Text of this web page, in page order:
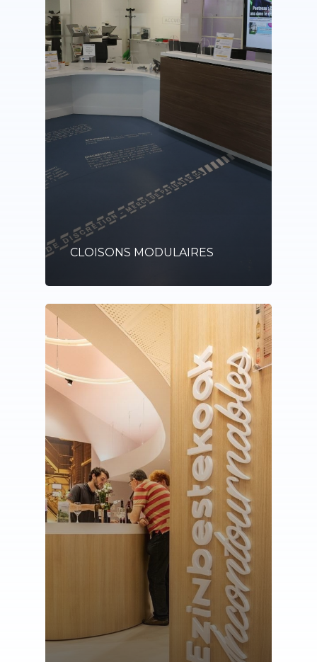
CLOISONS MODULAIRES